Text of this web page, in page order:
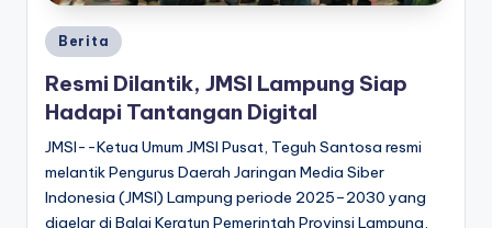
Berita
Resmi Dilantik, JMSI Lampung Siap
Hadapi Tantangan Digital
JMSI--Ketua Umum JMSI Pusat, Teguh Santosa resmi
melantik Pengurus Daerah Jaringan Media Siber
Indonesia (JMSI) Lampung periode 2025–2030 yang
digelar di Balai Keratun Pemerintah Provinsi Lampung,